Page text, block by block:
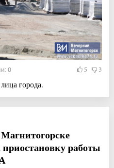
0 5 3
города.
работы